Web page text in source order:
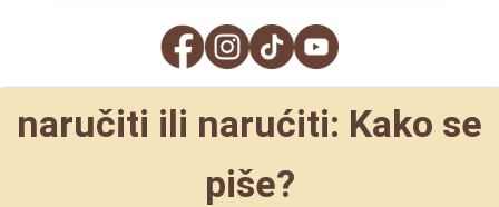
naručiti ili narućiti: Kako se
piše?